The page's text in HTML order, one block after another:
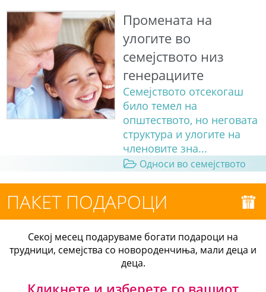
Промената на
улогите во
семејството низ
генерациите
Семејството отсекогаш
било темел на
општеството, но неговата
структура и улогите на
членовите зна...
Односи во семејството
ПАКЕТ ПОДАРОЦИ
Секој месец подаруваме богати подароци на
трудници, семејства со новороденчиња, мали деца и
деца.